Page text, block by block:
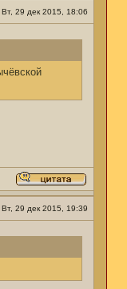
Вт, 29 дек 2015, 18:06
Вт, 29 дек 2015, 19:39